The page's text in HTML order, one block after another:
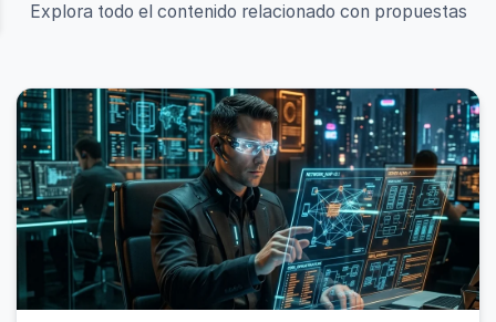
Explora todo el contenido relacionado con propuestas